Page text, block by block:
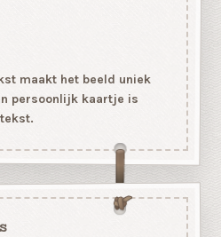
maakt het beeld uniek
persoonlijk kaartje is